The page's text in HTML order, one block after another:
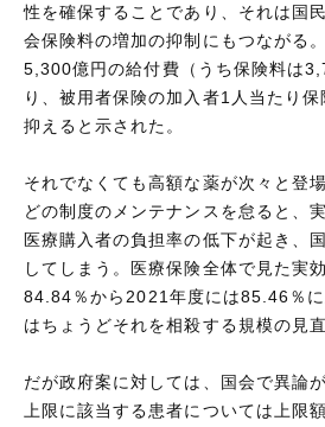
性を確保することであり、それは国
会保険料の増加の抑制にもつながる
5,300億円の給付費（うち保険料は
り、被用者保険の加入者1人当たり
抑えると示された。
それでなくても高額な薬が次々と登
どの制度のメンテナンスを怠ると、
医療購入者の負担率の低下が起き、
してしまう。医療保険全体で見た実
84.84％から2021年度には85.46％
はちょうどそれを相殺する規模の見直
だが政府案に対しては、国会で異論
上限に該当する患者については上限